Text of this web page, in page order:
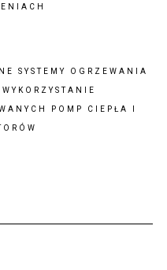
SYSTEMY OGRZEWANIA
POMP CIEPŁA I